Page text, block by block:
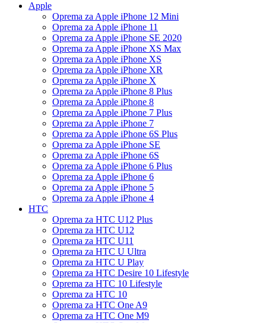
Apple
Oprema za Apple iPhone 12 Mini
Oprema za Apple iPhone 11
Oprema za Apple iPhone SE 2020
Oprema za Apple iPhone XS Max
Oprema za Apple iPhone XS
Oprema za Apple iPhone XR
Oprema za Apple iPhone X
Oprema za Apple iPhone 8 Plus
Oprema za Apple iPhone 8
Oprema za Apple iPhone 7 Plus
Oprema za Apple iPhone 7
Oprema za Apple iPhone 6S Plus
Oprema za Apple iPhone SE
Oprema za Apple iPhone 6S
Oprema za Apple iPhone 6 Plus
Oprema za Apple iPhone 6
Oprema za Apple iPhone 5
Oprema za Apple iPhone 4
HTC
Oprema za HTC U12 Plus
Oprema za HTC U12
Oprema za HTC U11
Oprema za HTC U Ultra
Oprema za HTC U Play
Oprema za HTC Desire 10 Lifestyle
Oprema za HTC 10 Lifestyle
Oprema za HTC 10
Oprema za HTC One A9
Oprema za HTC One M9